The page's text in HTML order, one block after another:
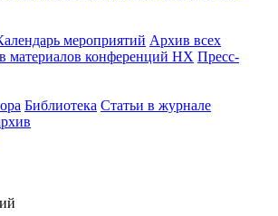
мероприятий Архив всех
материалов конференций НХ Пресс-
Библиотека Статьи в журнале